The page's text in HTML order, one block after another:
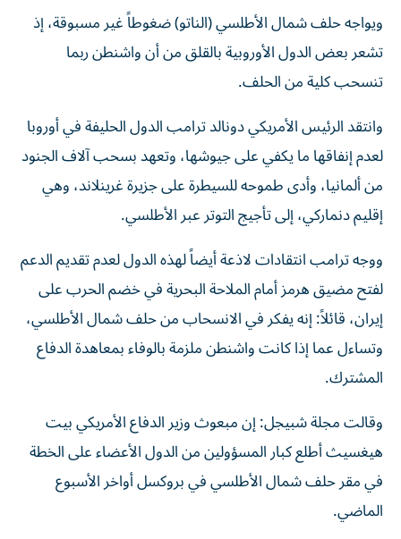
ويواجه حلف شمال الأطلسي (الناتو) ​ضغوطاً غير ⁠مسبوقة، إذ
تشعر بعض الدول الأوروبية بالقلق من أن ‌واشنطن ربما
تنسحب كلية ‌من الحلف.
وانتقد الرئيس الأمريكي دونالد ترامب الدول الحليفة في أوروبا
لعدم إنفاقها ما يكفي على جيوشها، وتعهد بسحب آلاف الجنود
من ألمانيا، وأدى طموحه للسيطرة ‌على جزيرة غرينلاند، وهي
إقليم دنماركي، إلى تأجيج التوتر عبر الأطلسي.
ووجه ترامب ⁠انتقادات لاذعة أيضاً لهذه الدول لعدم تقديم الدعم
لفتح مضيق هرمز أمام الملاحة البحرية في خضم الحرب على
إيران، قائلاً: إنه يفكر في الانسحاب من حلف شمال الأطلسي،
وتساءل عما إذا كانت واشنطن ملزمة بالوفاء بمعاهدة الدفاع
المشترك.
وقالت مجلة شبيجل: إن مبعوث وزير الدفاع الأمريكي بيت
هيغسيث ​أطلع كبار المسؤولين من الدول الأعضاء على الخطة
في مقر حلف شمال الأطلسي ‌في بروكسل أواخر الأسبوع
الماضي.